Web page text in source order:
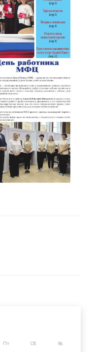
Пт Сб Вс